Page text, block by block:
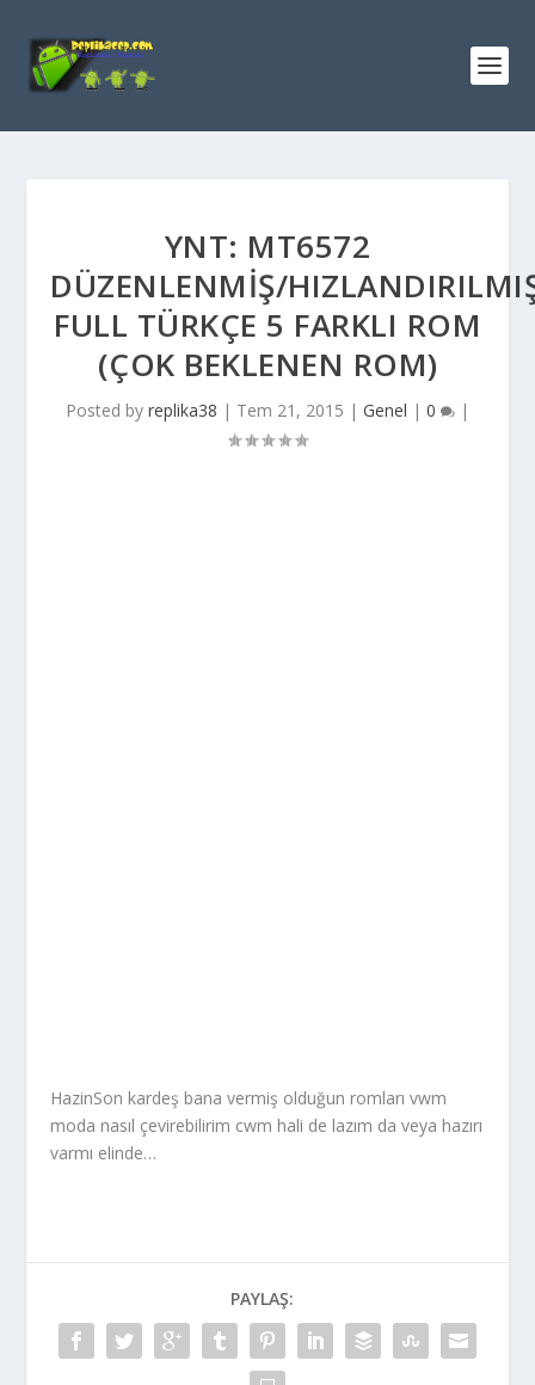
YNT: MT6572
DÜZENLENMIŞ/
FULL TÜRKÇE 5 FARKLI ROM
(ÇOK BEKLENEN ROM)
Posted by replika38 | Tem 21, 2015 | Genel | 0 |
HazinSon kardeş bana vermiş olduğun romları vwm
moda nasıl çevirebilirim cwm hali de lazım da veya hazırı
varmı elinde…
PAYLAŞ: